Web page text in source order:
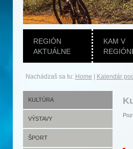
REGIÓN
AKTUÁLNE
KAM V
Nachádzaš sa tu: Home Kalendár
KULTÚRA
VÝSTAVY
ŠPORT